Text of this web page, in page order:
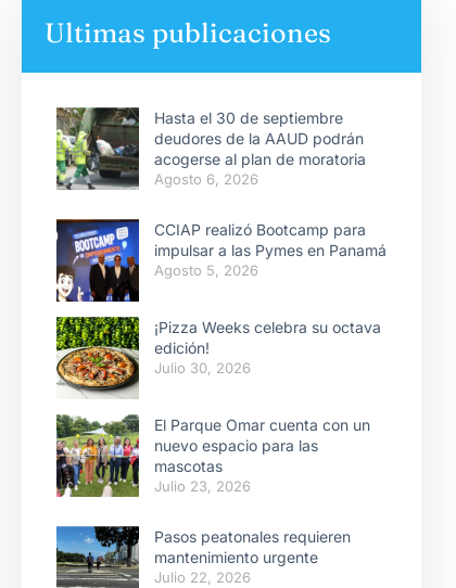
Ultimas publicaciones
Hasta el 30 de septiembre
deudores de la AAUD podrán
acogerse al plan de moratoria
Agosto 6, 2026
CCIAP realizó Bootcamp para
impulsar a las Pymes en Panamá
Agosto 5, 2026
¡Pizza Weeks celebra su octava
edición!
Julio 30, 2026
El Parque Omar cuenta con un
nuevo espacio para las
mascotas
Julio 23, 2026
Pasos peatonales requieren
mantenimiento urgente
Julio 22, 2026